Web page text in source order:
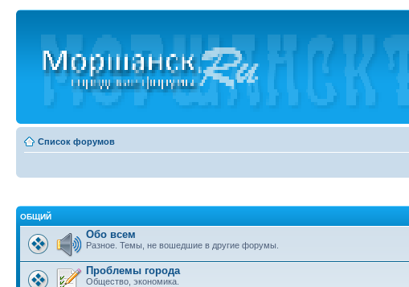
Список форумов
ОБЩИЙ
Обо всем
Разное. Темы, не вошедшие в другие форумы.
Проблемы города
Общество, экономика.